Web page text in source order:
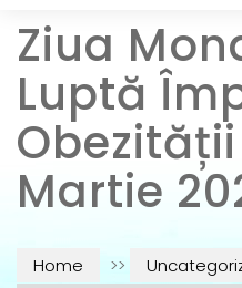
Ziua
Luptă
Martie
Home >>